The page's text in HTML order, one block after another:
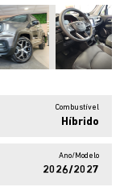
Combustível
Híbrido
Ano/Modelo
2026/2027